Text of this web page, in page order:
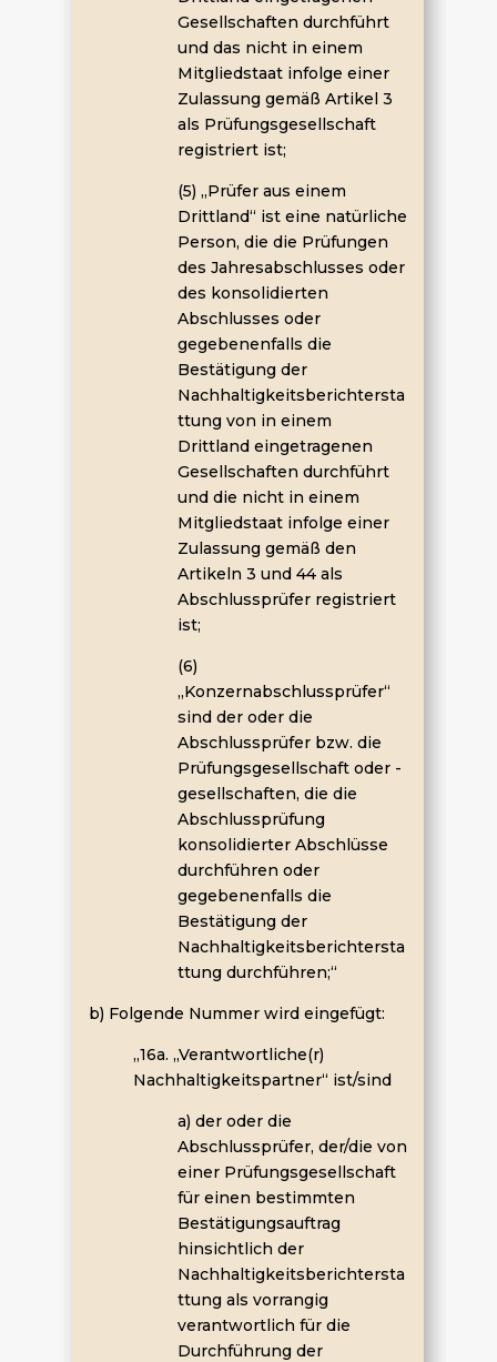
Gesellschaften durchführt
und das nicht in einem
Mitgliedstaat infolge einer
Zulassung gemäß Artikel 3
als Prüfungsgesellschaft
registriert ist;
(5) „Prüfer aus einem
Drittland“ ist eine natürliche
Person, die die Prüfungen
des Jahresabschlusses oder
des konsolidierten
Abschlusses oder
gegebenenfalls die
Bestätigung der
Nachhaltigkeitsberichtersta
ttung von in einem
Drittland eingetragenen
Gesellschaften durchführt
und die nicht in einem
Mitgliedstaat infolge einer
Zulassung gemäß den
Artikeln 3 und 44 als
Abschlussprüfer registriert
ist;
(6)
„Konzernabschlussprüfer“
sind der oder die
Abschlussprüfer bzw. die
Prüfungsgesellschaft oder -
gesellschaften, die die
Abschlussprüfung
konsolidierter Abschlüsse
durchführen oder
gegebenenfalls die
Bestätigung der
Nachhaltigkeitsberichtersta
ttung durchführen;“
b) Folgende Nummer wird eingefügt:
„16a. „Verantwortliche(r)
Nachhaltigkeitspartner“ ist/sind
a) der oder die
Abschlussprüfer, der/die von
einer Prüfungsgesellschaft
für einen bestimmten
Bestätigungsauftrag
hinsichtlich der
Nachhaltigkeitsberichtersta
ttung als vorrangig
verantwortlich für die
Durchführung der